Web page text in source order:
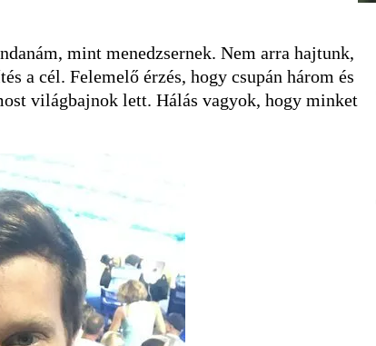
mint menedzsernek. Nem arra hajtunk,
a cél. Felemelő érzés, hogy csupán három és
világbajnok lett. Hálás vagyok, hogy minket